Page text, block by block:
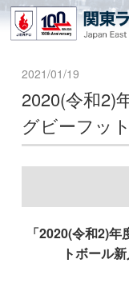
2021/01/19
2020(令和2)
グビーフッ
「2020(令和2)
トボール